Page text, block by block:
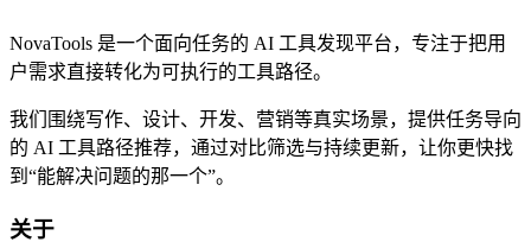
NovaTools 是一个面向任务的 AI 工具发现平台，专注于把用
户需求直接转化为可执行的工具路径。
我们围绕写作、设计、开发、营销等真实场景，提供任务导向
的 AI 工具路径推荐，通过对比筛选与持续更新，让你更快找
到“能解决问题的那一个”。
关于